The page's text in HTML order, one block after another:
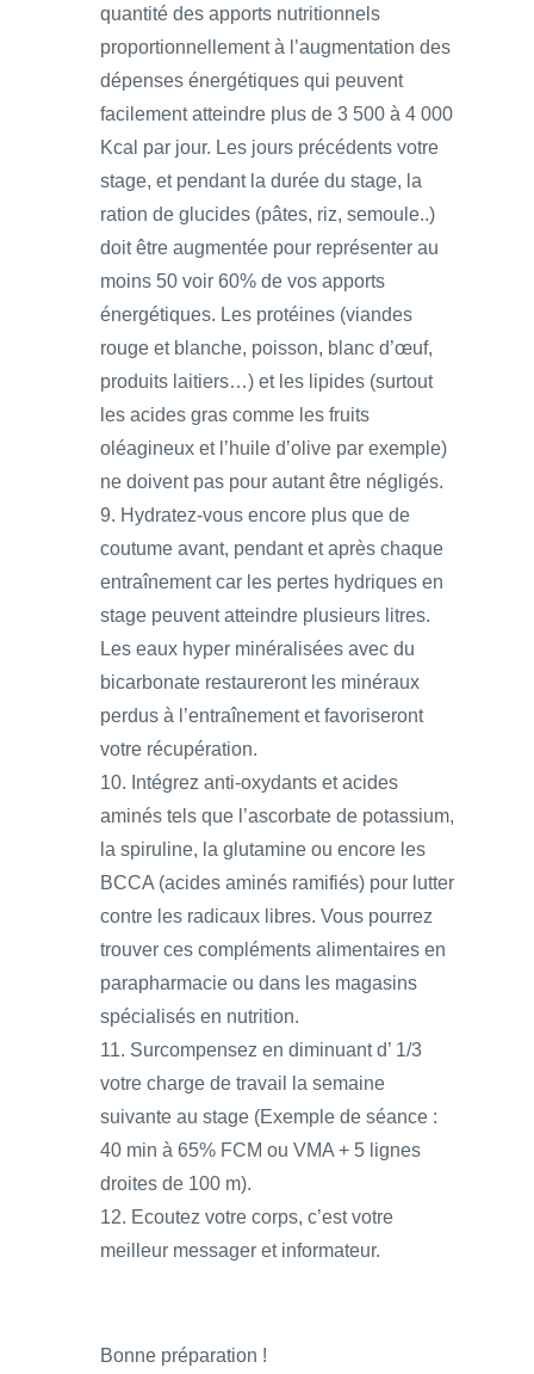
quantité des apports nutritionnels
proportionnellement à l’augmentation des
dépenses énergétiques qui peuvent
facilement atteindre plus de 3 500 à 4 000
Kcal par jour. Les jours précédents votre
stage, et pendant la durée du stage, la
ration de glucides (pâtes, riz, semoule..)
doit être augmentée pour représenter au
moins 50 voir 60% de vos apports
énergétiques. Les protéines (viandes
rouge et blanche, poisson, blanc d’œuf,
produits laitiers…) et les lipides (surtout
les acides gras comme les fruits
oléagineux et l’huile d’olive par exemple)
ne doivent pas pour autant être négligés.
9. Hydratez-vous encore plus que de
coutume avant, pendant et après chaque
entraînement car les pertes hydriques en
stage peuvent atteindre plusieurs litres.
Les eaux hyper minéralisées avec du
bicarbonate restaureront les minéraux
perdus à l’entraînement et favoriseront
votre récupération.
10. Intégrez anti-oxydants et acides
aminés tels que l’ascorbate de potassium,
la spiruline, la glutamine ou encore les
BCCA (acides aminés ramifiés) pour lutter
contre les radicaux libres. Vous pourrez
trouver ces compléments alimentaires en
parapharmacie ou dans les magasins
spécialisés en nutrition.
11. Surcompensez en diminuant d’ 1/3
votre charge de travail la semaine
suivante au stage (Exemple de séance :
40 min à 65% FCM ou VMA + 5 lignes
droites de 100 m).
12. Ecoutez votre corps, c’est votre
meilleur messager et informateur.
Bonne préparation !